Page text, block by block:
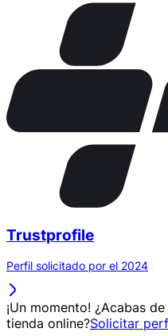
Trustprofile
Perfil solicitado por el 2024
¡Un momento! ¿Acabas
tienda online?Solicitar